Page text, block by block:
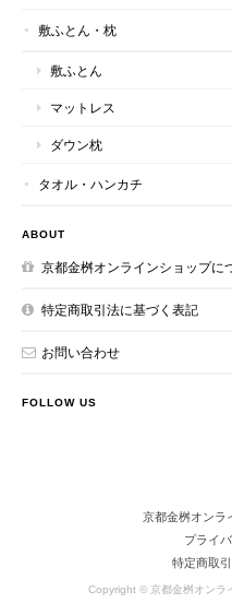
敷ふとん・枕
敷ふとん
マットレス
ダウン枕
タオル・ハンカチ
ABOUT
京都金桝オンラインショップに
特定商取引法に基づく表記
お問い合わせ
FOLLOW US
京都金桝オンラ
プライ
特定商取
Copyright © 京都金桝オンラ